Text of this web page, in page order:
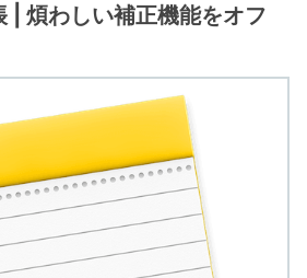
| 煩わしい補正機能をオフ